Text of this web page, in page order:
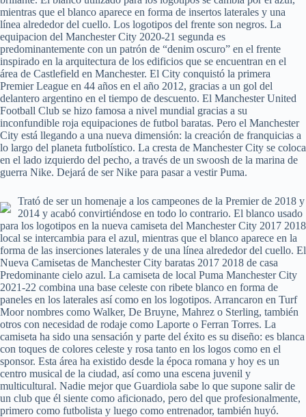
o
mientras que el blanco aparece en forma de insertos laterales y una
línea alrededor del cuello. Los logotipos del frente son negros. La
equipacion del Manchester City 2020-21 segunda es
predominantemente con un patrón de “denim oscuro” en el frente
inspirado en la arquitectura de los edificios que se encuentran en el
área de Castlefield en Manchester. El City conquistó la primera
Premier League en 44 años en el año 2012, gracias a un gol del
delantero argentino en el tiempo de descuento. El Manchester United
Football Club se hizo famosa a nivel mundial gracias a su
inconfundible roja equipaciones de futbol baratas. Pero el Manchester
City está llegando a una nueva dimensión: la creación de franquicias a
lo largo del planeta futbolístico. La cresta de Manchester City se coloca
en el lado izquierdo del pecho, a través de un swoosh de la marina de
guerra Nike. Dejará de ser Nike para pasar a vestir Puma.
Trató de ser un homenaje a los campeones de la Premier de 2018 y
2014 y acabó convirtiéndose en todo lo contrario. El blanco usado
para los logotipos en la nueva camiseta del Manchester City 2017 2018
local se intercambia para el azul, mientras que el blanco aparece en la
forma de las inserciones laterales y de una línea alrededor del cuello. El
Nueva Camisetas de Manchester City baratas 2017 2018 de casa
Predominante cielo azul. La camiseta de local Puma Manchester City
2021-22 combina una base celeste con ribete blanco en forma de
paneles en los laterales así como en los logotipos. Arrancaron en Turf
Moor nombres como Walker, De Bruyne, Mahrez o Sterling, también
otros con necesidad de rodaje como Laporte o Ferran Torres. La
camiseta ha sido una sensación y parte del éxito es su diseño: es blanca
con toques de colores celeste y rosa tanto en los logos como en el
sponsor. Esta área ha existido desde la época romana y hoy es un
centro musical de la ciudad, así como una escena juvenil y
multicultural. Nadie mejor que Guardiola sabe lo que supone salir de
un club que él siente como aficionado, pero del que profesionalmente,
primero como futbolista y luego como entrenador, también huyó.